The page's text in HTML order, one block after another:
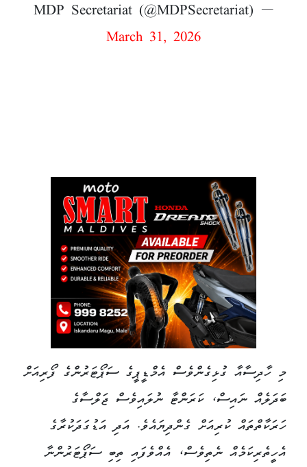
— MDP Secretariat (@MDPSecretariat)
March 31, 2026
މި ހާދިސާއާ ގުޅިގެންވެސް އެމްޑީޕީގެ ސަޕޯޓަރުންގެ ފޯރިއަށް
ބަދަލެއް ނައިސް، ކަރަންޓާ ނުލައިވެސް ޖަލްސާގެ
ހަރަކާތްތައް ކުރިއަށް ގެންދިޔައެވެ. އަދި އަޑުގަދަކުރާގެ
އެހީތެރިކަމެއް ނެތިވެސް، އެއްވެފައި ތިބި ސަޕޯޓަރުންނާ